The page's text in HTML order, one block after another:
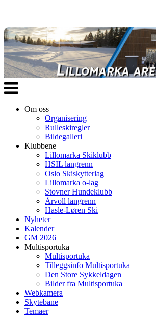
Veksle
navigasjon
Om oss
Organisering
Rulleskiregler
Bildegalleri
Klubbene
Lillomarka Skiklubb
HSIL langrenn
Oslo Skiskytterlag
Lillomarka o-lag
Stovner Hundeklubb
Årvoll langrenn
Hasle-Løren Ski
Nyheter
Kalender
GM 2026
Multisportuka
Multisportuka
Tilleggsinfo Multisportuka
Den Store Sykkeldagen
Bilder fra Multisportuka
Webkamera
Skytebane
Temaer